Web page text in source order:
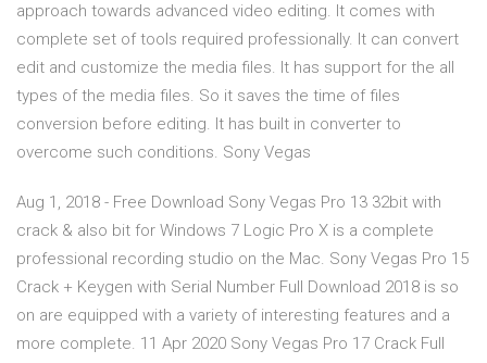
approach towards advanced video editing. It comes with
complete set of tools required professionally. It can convert
edit and customize the media files. It has support for the all
types of the media files. So it saves the time of files
conversion before editing. It has built in converter to
overcome such conditions. Sony Vegas
Aug 1, 2018 - Free Download Sony Vegas Pro 13 32bit with
crack & also bit for Windows 7 Logic Pro X is a complete
professional recording studio on the Mac. Sony Vegas Pro 15
Crack + Keygen with Serial Number Full Download 2018 is so
on are equipped with a variety of interesting features and a
more complete. 11 Apr 2020 Sony Vegas Pro 17 Crack Full